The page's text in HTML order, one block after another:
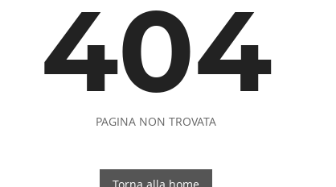
404
PAGINA NON TROVATA